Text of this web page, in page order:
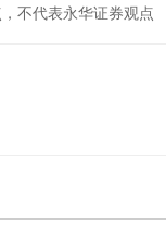
不代表永华证券观点